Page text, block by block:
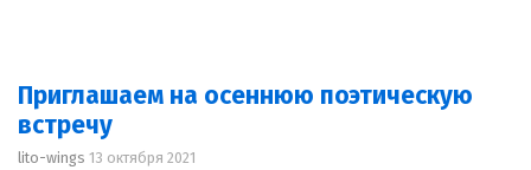
Приглашаем на осеннюю поэтическую
встречу
lito-wings 13 октября 2021